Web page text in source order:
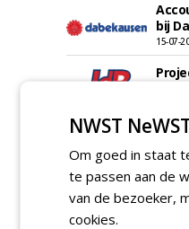
bij
15-07-
30-06-
NWST
Om goed in staat
te passen aan de
van de bezoeker,
cookies.